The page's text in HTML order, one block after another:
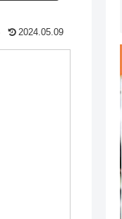
2024.05.09